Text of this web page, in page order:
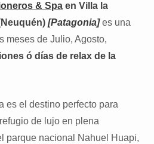
& Spa en Villa la
[Patagonia]es una
meses de Julio, Agosto,
ó días de relax de la
es el destino perfecto para
de lujo en plena
parque nacional Nahuel Huapi,